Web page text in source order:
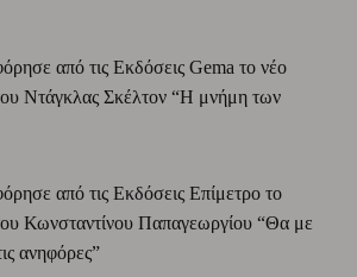
από τις Εκδόσεις Gema το νέο
Ντάγκλας Σκέλτον “Η μνήμη των
από τις Εκδόσεις Επίμετρο το
Κωνσταντίνου Παπαγεωργίου “Θα με
ανηφόρες”